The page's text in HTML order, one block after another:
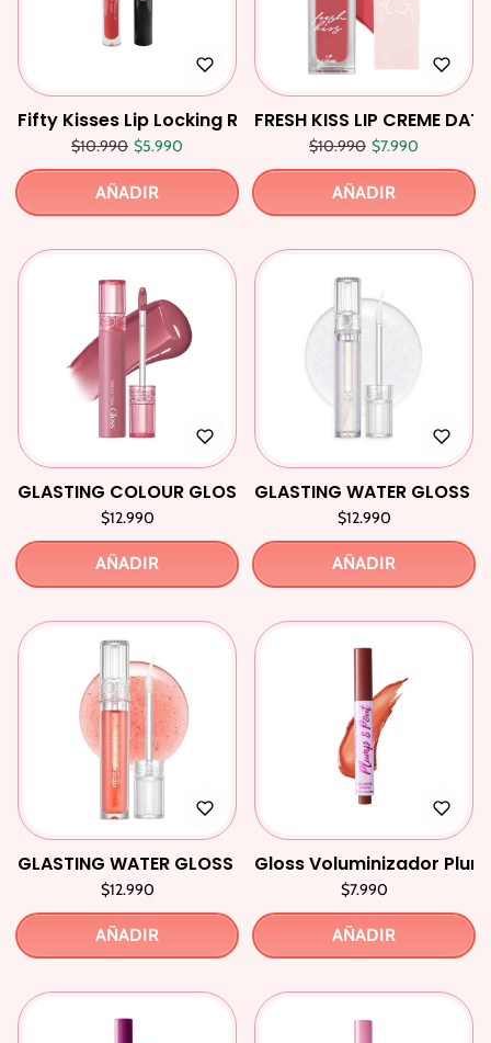
Fifty Kisses Lip Locking Ruby Romance
Precio regular
$10.990 Precio de oferta
$5.990
AÑADIR
FRESH KISS LIP CREME
Precio regular
$10.990 Precio de oferta
$7.990
AÑADIR
GLASTING COLOUR GLOSS #04 Grapy Way
$12.990
AÑADIR
GLASTING WATER
$12.990
AÑADIR
GLASTING WATER GLOSS #01 Sanho Crush
$12.990
AÑADIR
Gloss Voluminizador
$7.990
AÑADIR